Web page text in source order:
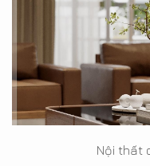
Nội thất